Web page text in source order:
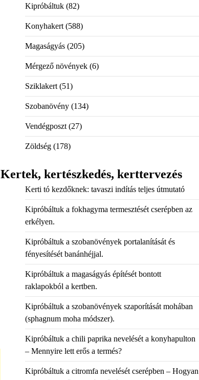
Kipróbáltuk(82)
Konyhakert(588)
Magaságyás(205)
Mérgező növények(6)
Sziklakert(51)
Szobanövény(134)
Vendégposzt(27)
Zöldség(178)
Kertek, kertészkedés, kerttervezés
Kerti tó kezdőknek: tavaszi indítás teljes útmutató
Kipróbáltuk a fokhagyma termesztését cserépben az
erkélyen.
Kipróbáltuk a szobanövények portalanítását és
fényesítését banánhéjjal.
Kipróbáltuk a magaságyás építését bontott
raklapokból a kertben.
Kipróbáltuk a szobanövények szaporítását mohában
(sphagnum moha módszer).
Kipróbáltuk a chili paprika nevelését a konyhapulton
– Mennyire lett erős a termés?
Kipróbáltuk a citromfa nevelését cserépben – Hogyan